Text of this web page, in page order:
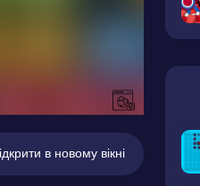
в новому вікні